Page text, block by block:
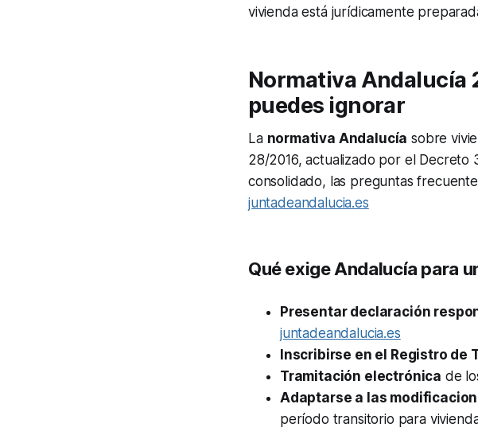
vivienda está jurídicamente
Normativa Andalucía
puedes ignorar
La normativa Andalucía sobre
28/2016, actualizado por el Decreto
consolidado, las preguntas
juntadeandalucia.es
Qué exige Andalucía para
Presentar declaración
juntadeandalucia.es
Inscribirse en el Registro de
Tramitación electrónica de
Adaptarse a las
período transitorio para